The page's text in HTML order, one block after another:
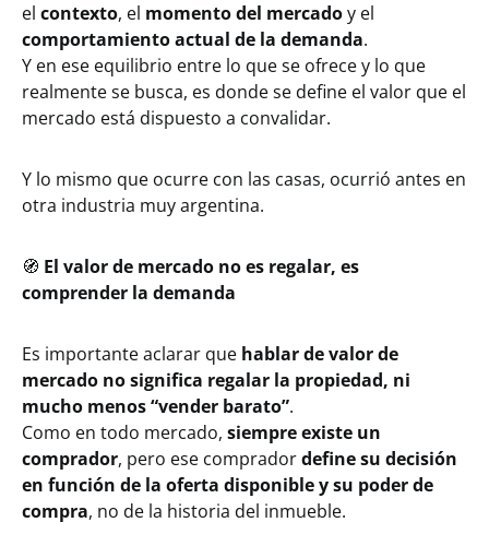
el contexto, el momento del mercadoy el
comportamiento actual de la demanda.
Y en ese equilibrio entre lo que se ofrece y lo que
realmente se busca, es donde se define el valor que el
mercado está dispuesto a convalidar.
Y lo mismo que ocurre con las casas, ocurrió antes en
otra industria muy argentina.
🧭 El valor de mercado no es regalar, es
comprender la demanda
Es importante aclarar que hablar de valor de
mercado no significa regalar la propiedad, ni
mucho menos “vender barato”.
Como en todo mercado, siempre existe un
comprador, pero ese compradordefine su decisión
en función de la oferta disponible y su poder de
compra, no de la historia del inmueble.